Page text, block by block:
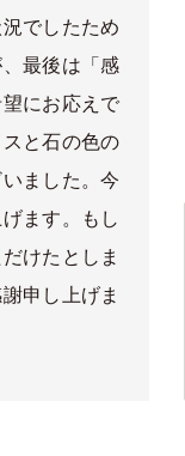
でしたため
最後は「感
にお応えで
と石の色の
ました。今
ます。もし
けたとしま
申し上げま